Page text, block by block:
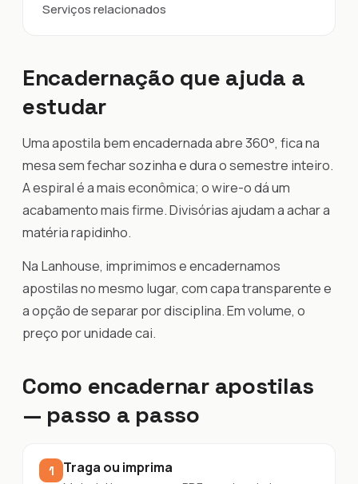
Serviços relacionados
Encadernação que ajuda a
estudar
Uma apostila bem encadernada abre 360°, fica na
mesa sem fechar sozinha e dura o semestre inteiro.
A espiral é a mais econômica; o wire-o dá um
acabamento mais firme. Divisórias ajudam a achar a
matéria rapidinho.
Na Lanhouse, imprimimos e encadernamos
apostilas no mesmo lugar, com capa transparente e
a opção de separar por disciplina. Em volume, o
preço por unidade cai.
Como encadernar apostilas
— passo a passo
1 Traga ou imprima